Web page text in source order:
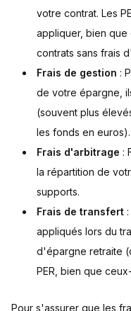
votre contrat. Les
appliquer, bien que
contrats sans frais
Frais de gestion :
de votre épargne,
(souvent plus
les fonds en euros).
Frais d'arbitrage :
la répartition de
supports.
Frais de transfert
appliqués lors du
d'épargne retraite
PER, bien que
Pour s'assurer que les